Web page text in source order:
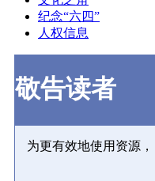
纪念“六四”
人权信息
敬告读者
为更有效地使用资源